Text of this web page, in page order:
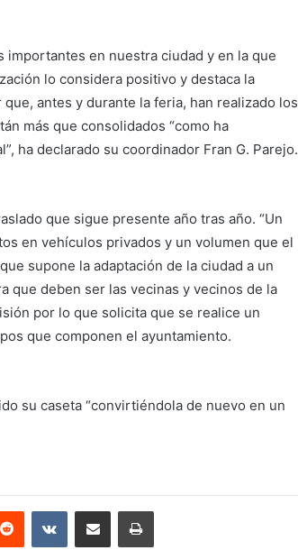
importantes en nuestra ciudad y en la que
lo considera positivo y destaca la
antes y durante la feria, han realizado los
más que consolidados “como ha
ha declarado su coordinador Fran G. Parejo.
que sigue presente año tras año. “Un
en vehículos privados y un volumen que el
supone la adaptación de la ciudad a un
que deben ser las vecinas y vecinos de la
por lo que solicita que se realice un
que componen el ayuntamiento.
su caseta “convirtiéndola de nuevo en un
Reddit VKontakteCompartir por correo electrónicoImprimir